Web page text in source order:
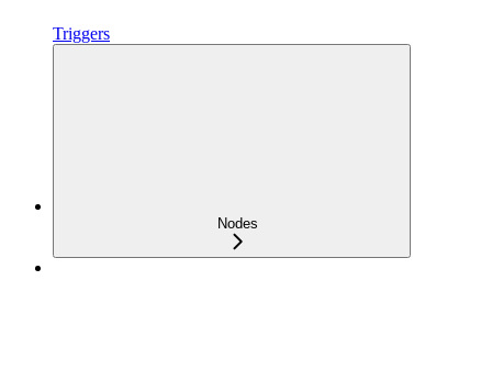
Triggers
Nodes